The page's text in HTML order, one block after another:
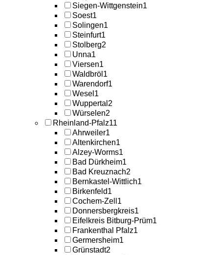
Siegen-Wittgenstein1
Soest1
Solingen1
Steinfurt1
Stolberg2
Unna1
Viersen1
Waldbröl 1
Warendorf1
Wesel 1
Wuppertal 2
Würselen2
Rheinland-Pfalz11
Ahrweiler1
Altenkirchen1
Alzey-Worms1
Bad Dürkheim1
Bad Kreuznach2
Bernkastel-Wittlich1
Birkenfeld1
Cochem-Zell 1
Donnersbergkreis1
Eifelkreis Bitburg-Prüm1
Frankenthal Pfalz1
Germersheim1
Grünstadt2